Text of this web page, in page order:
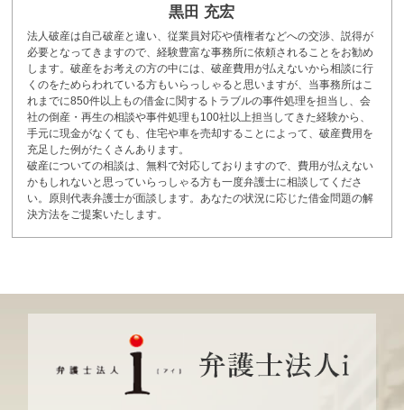
黒田 充宏
法人破産は自己破産と違い、従業員対応や債権者などへの交渉、説得が
必要となってきますので、経験豊富な事務所に依頼されることをお勧め
します。破産をお考えの方の中には、破産費用が払えないから相談に行
くのをためらわれている方もいらっしゃると思いますが、当事務所はこ
れまでに850件以上もの借金に関するトラブルの事件処理を担当し、会
社の倒産・再生の相談や事件処理も100社以上担当してきた経験から、
手元に現金がなくても、住宅や車を売却することによって、破産費用を
充足した例がたくさんあります。
破産についての相談は、無料で対応しておりますので、費用が払えない
かもしれないと思っていらっしゃる方も一度弁護士に相談してくださ
い。原則代表弁護士が面談します。あなたの状況に応じた借金問題の解
決方法をご提案いたします。